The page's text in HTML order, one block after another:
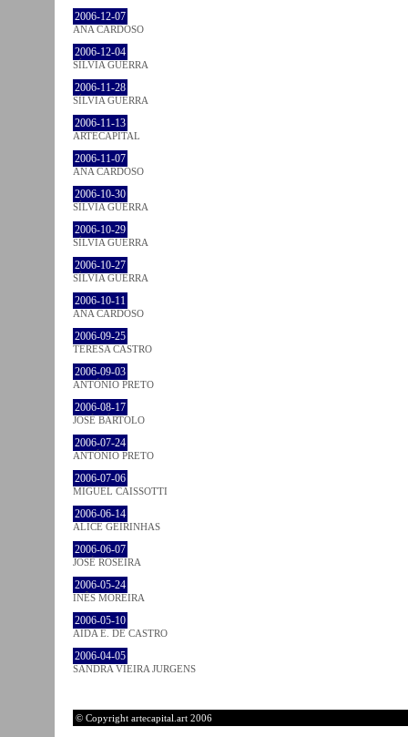
2006-12-07
ANA CARDOSO
2006-12-04
SÍLVIA GUERRA
2006-11-28
SÍLVIA GUERRA
2006-11-13
ARTECAPITAL
2006-11-07
ANA CARDOSO
2006-10-30
SÍLVIA GUERRA
2006-10-29
SÍLVIA GUERRA
2006-10-27
SÍLVIA GUERRA
2006-10-11
ANA CARDOSO
2006-09-25
TERESA CASTRO
2006-09-03
ANTÓNIO PRETO
2006-08-17
JOSÉ BÁRTOLO
2006-07-24
ANTÓNIO PRETO
2006-07-06
MIGUEL CAISSOTTI
2006-06-14
ALICE GEIRINHAS
2006-06-07
JOSÉ ROSEIRA
2006-05-24
INÊS MOREIRA
2006-05-10
AIDA E. DE CASTRO
2006-04-05
SANDRA VIEIRA JURGENS
© Copyright artecapital.art 2006